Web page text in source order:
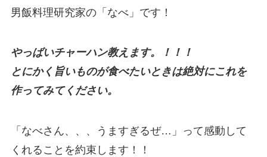
男飯料理研究家の「なべ」です！
やっばいチャーハン教えます。！！！
とにかく旨いものが食べたいときは絶対にこれを
作ってみてください。
「なべさん、、、うますぎるぜ…」って感動して
くれることを約束します！！